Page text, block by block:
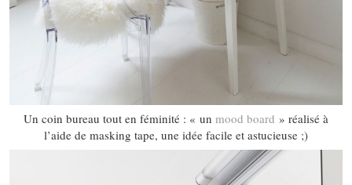
Un coin bureau tout en féminité : « un mood board » réalisé à
l’aide de masking tape, une idée facile et astucieuse ;)